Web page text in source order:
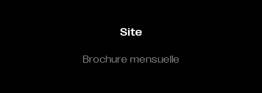
Site
Brochure mensuelle